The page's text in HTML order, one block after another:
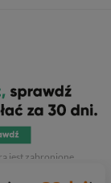
przetwarzanie,
jest zabronione.